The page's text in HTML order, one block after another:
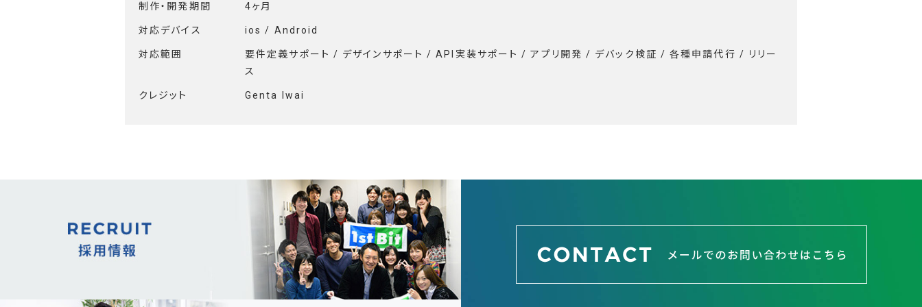
制作・開発期間 4ヶ月
対応デバイス ios / Android
対応範囲
要件定義サポート / デザインサポート / API実装サポート / アプリ開発 / デバック検証 / 各種申請代行 / リリー
ス
クレジット Genta Iwai